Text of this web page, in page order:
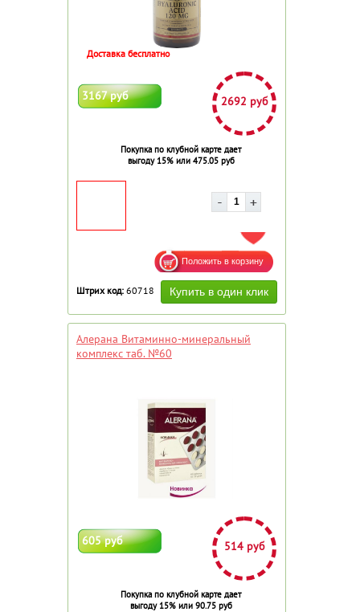
3167 руб 2692 руб
Покупка по клубной карте дает
выгоду 15% или 475.05 руб
Доставка бесплатно
ДОБАВИТЬ В ИЗБРАННОЕ
Штрих код: 60718
Алерана Витаминно-минеральный
комплекс таб. №60
605 руб 514 руб
Покупка по клубной карте дает
выгоду 15% или 90.75 руб